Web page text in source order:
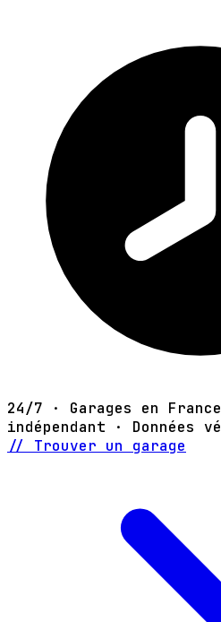
24/7 · Garages en France
indépendant · Données
// Trouver un garage